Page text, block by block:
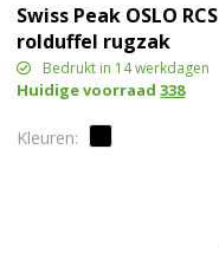
Swiss Peak OSLO RCS
rolduffel rugzak
cabineproof
Bedrukt in 14 werkdagen
Huidige voorraad338